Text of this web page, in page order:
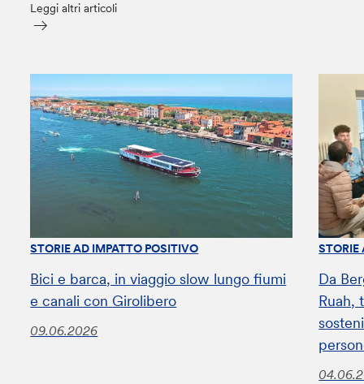
Leggi altri articoli
STORIE AD IMPATTO POSITIVO
Bici e barca, in viaggio slow lungo fiumi
e canali con Girolibero
09.06.2026
STORIE
Da
Ruah,